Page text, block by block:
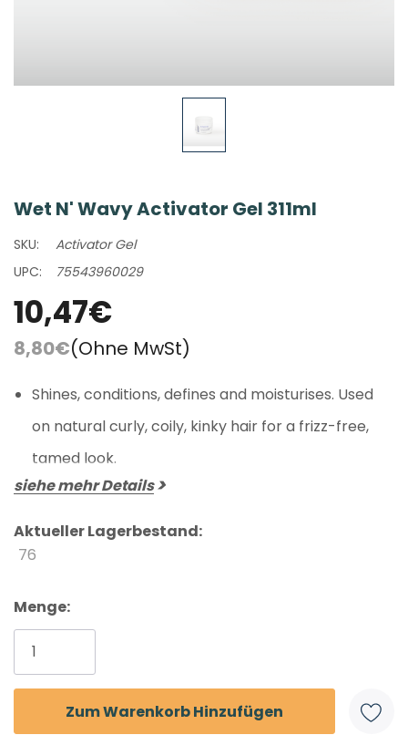
Wet N' Wavy Activator Gel 311ml
SKU:
Activator Gel
UPC:
75543960029
10,47€
8,80€(Ohne MwSt)
Shines, conditions, defines and moisturises. Used
on natural curly, coily, kinky hair for a frizz-free,
tamed look.
siehe mehr Details
Aktueller Lagerbestand:
76
Menge: